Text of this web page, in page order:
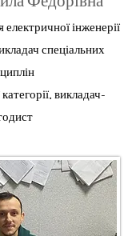
електричної інженерії
спеціальних
викладач-